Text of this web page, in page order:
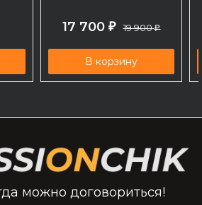
17 700 ₽ 19 900₽
В корзину
можно договориться!